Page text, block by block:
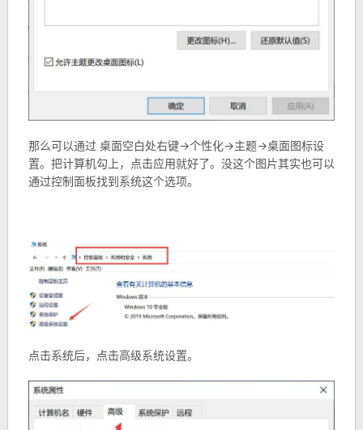
那么可以通过 桌面空白处右键->个性化->主题->桌面图标设
置。把计算机勾上，点击应用就好了。没这个图片其实也可以
通过控制面板找到系统这个选项。
点击系统后，点击高级系统设置。